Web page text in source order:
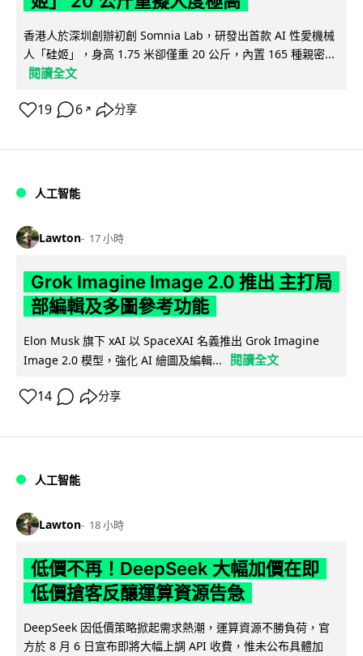
香港人於深圳創辦初創 Somnia Lab，研發出首款 AI 性愛機械
人「硅姬」，身高 1.75 米卻僅重 20 公斤，內置 165 種親密...
閱讀全文
19 6 ↗ 分享
人工智能
Lawton 17 小時
Grok Imagine Image 2.0 推出 主打局
部編輯及多圖參考功能
Elon Musk 旗下 xAI 以 SpaceXAI 名義推出 Grok Imagine
Image 2.0 模型，強化 AI 繪圖及編輯...
閱讀全文
14 分享
人工智能
Lawton 18 小時
低價不再！DeepSeek 大幅加價在即
低價搶客反釀運算資源告急
DeepSeek 因低價策略掀起需求熱潮，運算資源不勝負荷，官
方於 8 月 6 日宣布即將大幅上調 API 收費，惟未公布具體加